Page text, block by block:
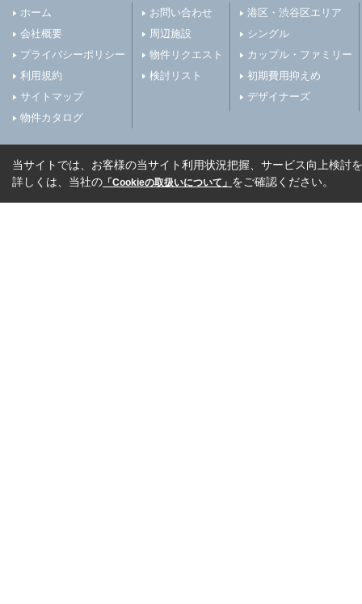
ホーム
会社概要
プライバシーポリシー
利用規約
サイトマップ
物件カタログ
お問い合わせ
周辺施設
物件リクエスト
検討リスト
港区・渋谷区エリア
シングル
カップル・ファミリー
初期費用抑えめ
デザイナーズ
当サイトでは、お客様の当サイト利用状況把握、サービス向上検討
詳しくは、当社の 「Cookieの取扱いについて」 をご確認ください。